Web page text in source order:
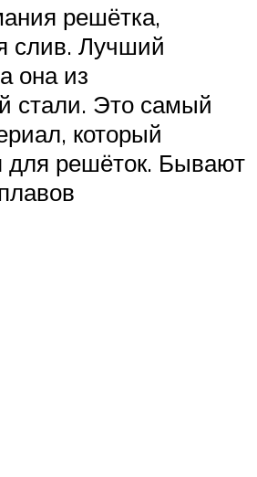
решётка,
слив. Лучший
она из
стали. Это самый
который
для решёток. Бывают